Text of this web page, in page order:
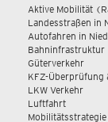
Aktive Mobilität
Landesstraßen in
Autofahren in
Bahninfrastruktur
Güterverkehr
KFZ-Überprüfung
LKW Verkehr
Luftfahrt
Mobilitätsstrategie